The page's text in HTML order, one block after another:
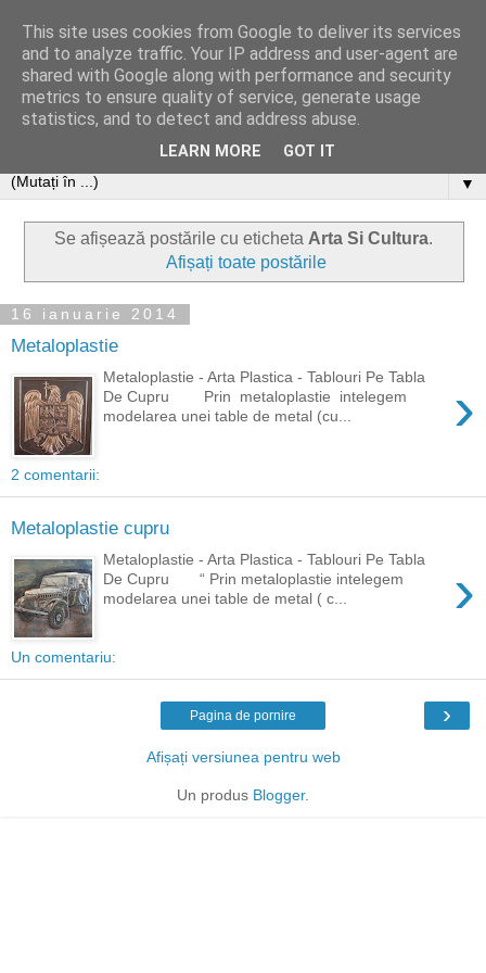
▼
Se afișează postările cu eticheta Arta Si Cultura.
Afișați toate postările
16 ianuarie 2014
Metaloplastie
›
Metaloplastie - Arta Plastica - Tablouri Pe Tabla
De Cupru Prin metaloplastie intelegem
modelarea unei table de metal (cu...
2 comentarii:
Metaloplastie cupru
›
Metaloplastie - Arta Plastica - Tablouri Pe Tabla
De Cupru “ Prin metaloplastie intelegem
modelarea unei table de metal ( c...
Un comentariu:
›
Pagina de pornire
Afișați versiunea pentru web
Un produs Blogger.
This site uses cookies from Google to deliver its services
and to analyze traffic. Your IP address and user-agent are
shared with Google along with performance and security
metrics to ensure quality of service, generate usage
statistics, and to detect and address abuse.
LEARN MORE GOT IT